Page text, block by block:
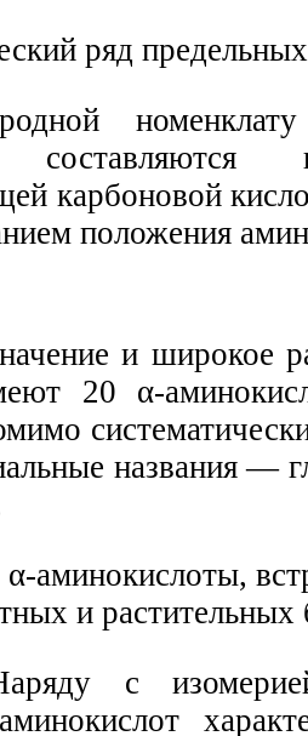
составляются
карбоновой
положения
и широкое
20 α-
названия —
с